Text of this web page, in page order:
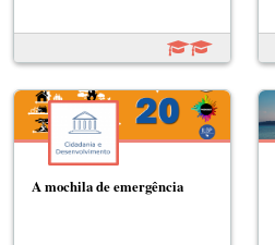
A mochila de emergência